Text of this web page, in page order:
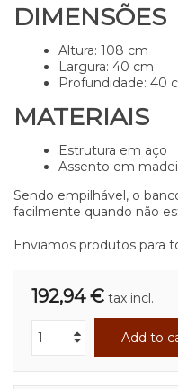
DIMENSÕES
Altura: 108 cm
Largura: 40 cm
Profundidade: 40
MATERIAIS
Estrutura em aço
Assento em
Sendo empilhável, o
facilmente quando não
Enviamos produtos para
192,94 € tax incl.
Add to